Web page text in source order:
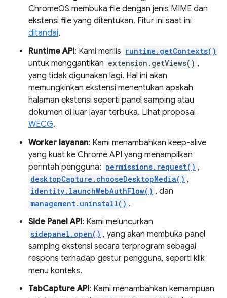
ChromeOS membuka file dengan jenis MIME dan
ekstensi file yang ditentukan. Fitur ini saat ini
ditandai.
Runtime API: Kami merilis runtime.getContexts()
untuk menggantikan extension.getViews() ,
yang tidak digunakan lagi. Hal ini akan
memungkinkan ekstensi menentukan apakah
halaman ekstensi seperti panel samping atau
dokumen di luar layar terbuka. Lihat proposal
WECG.
Worker layanan: Kami menambahkan keep-alive
yang kuat ke Chrome API yang menampilkan
perintah pengguna: permissions.request() ,
desktopCapture.chooseDesktopMedia() ,
identity.launchWebAuthFlow() , dan
management.uninstall() .
Side Panel API: Kami meluncurkan
sidepanel.open() , yang akan membuka panel
samping ekstensi secara terprogram sebagai
respons terhadap gestur pengguna, seperti klik
menu konteks.
TabCapture API: Kami menambahkan kemampuan